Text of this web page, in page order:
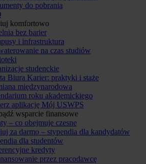
do pobrania
komfortowo
bez barier
i infrastruktura
na czas studiów
studenckie
Biura Karier: praktyki i staże
międzynarodowa
roku akademickiego
aplikację Mój USWPS
wsparcie finansowe
– co obejmuje czesne
za darmo – stypendia dla kandydatów
dla studentów
kredyty
przez pracodawcę